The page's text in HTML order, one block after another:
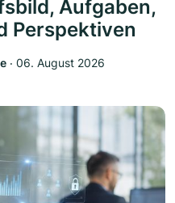
Aufgaben,
Perspektiven
‧ 06. August 2026